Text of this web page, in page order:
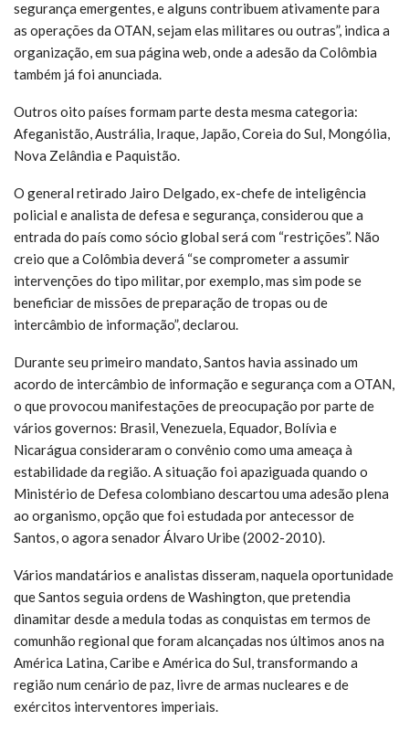
segurança emergentes, e alguns contribuem ativamente para
as operações da OTAN, sejam elas militares ou outras”, indica a
organização, em sua página web, onde a adesão da Colômbia
também já foi anunciada.
Outros oito países formam parte desta mesma categoria:
Afeganistão, Austrália, Iraque, Japão, Coreia do Sul, Mongólia,
Nova Zelândia e Paquistão.
O general retirado Jairo Delgado, ex-chefe de inteligência
policial e analista de defesa e segurança, considerou que a
entrada do país como sócio global será com “restrições”. Não
creio que a Colômbia deverá “se comprometer a assumir
intervenções do tipo militar, por exemplo, mas sim pode se
beneficiar de missões de preparação de tropas ou de
intercâmbio de informação”, declarou.
Durante seu primeiro mandato, Santos havia assinado um
acordo de intercâmbio de informação e segurança com a OTAN,
o que provocou manifestações de preocupação por parte de
vários governos: Brasil, Venezuela, Equador, Bolívia e
Nicarágua consideraram o convênio como uma ameaça à
estabilidade da região. A situação foi apaziguada quando o
Ministério de Defesa colombiano descartou uma adesão plena
ao organismo, opção que foi estudada por antecessor de
Santos, o agora senador Álvaro Uribe (2002-2010).
Vários mandatários e analistas disseram, naquela oportunidade
que Santos seguia ordens de Washington, que pretendia
dinamitar desde a medula todas as conquistas em termos de
comunhão regional que foram alcançadas nos últimos anos na
América Latina, Caribe e América do Sul, transformando a
região num cenário de paz, livre de armas nucleares e de
exércitos interventores imperiais.